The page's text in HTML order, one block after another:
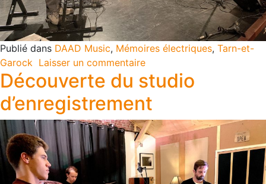
Publié dans DAAD Music, Mémoires électriques, Tarn-et-
Garock Laisser un commentaire
Découverte du studio
d’enregistrement